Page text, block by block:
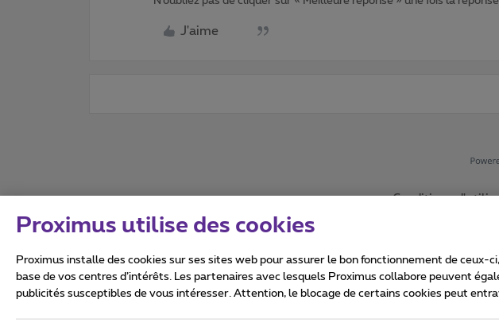
J'aime
Conditions
Tous droits réservés. ©2026Proximus
Proximus utilise des cookies
Proximus installe des cookies sur ses sites web pour assurer le bon fonctionnement de
base de vos centres d’intérêts. Les partenaires avec lesquels Proximus collabore peuvent
publicités susceptibles de vous intéresser. Attention, le blocage de certains cookies peut